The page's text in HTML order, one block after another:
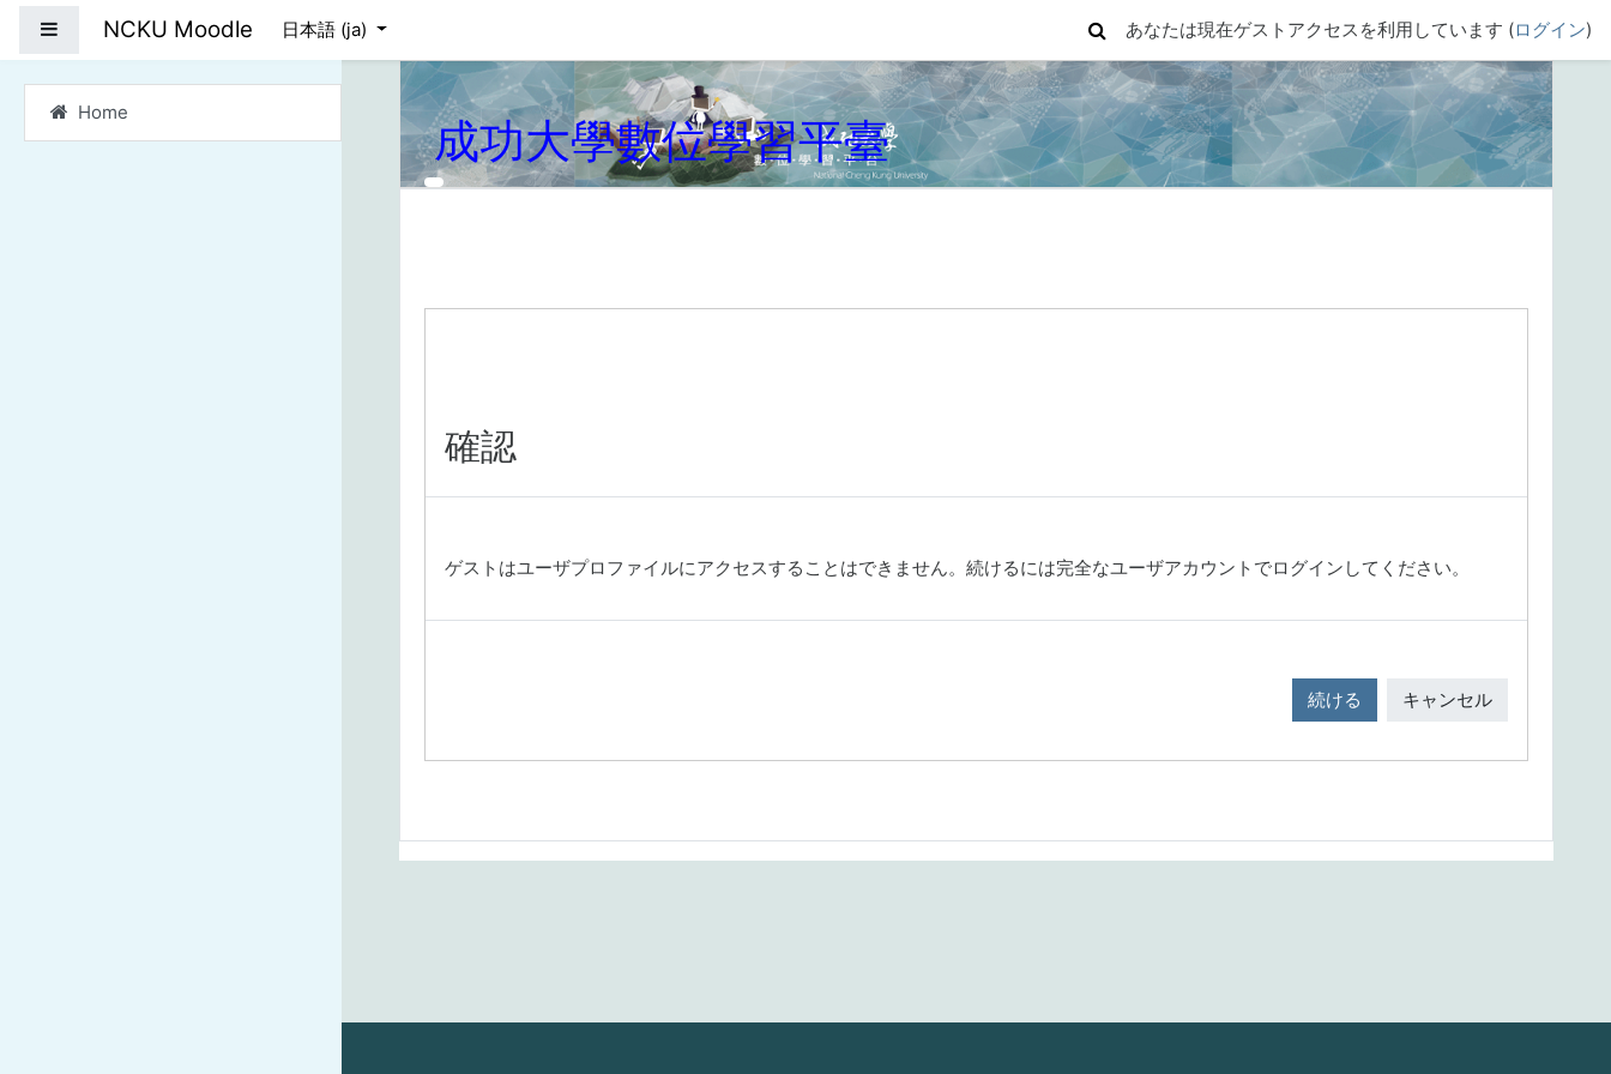
サイドパネル
Home
NCKU Moodle 日本語 ‎(ja)‎ あなたは現在ゲストアクセスを利用しています (ログイン)
成功大學數位學習平臺
確認
ゲストはユーザプロファイルにアクセスすることはできません。続けるには完全なユーザアカウントでログインしてください。
続ける キャンセル